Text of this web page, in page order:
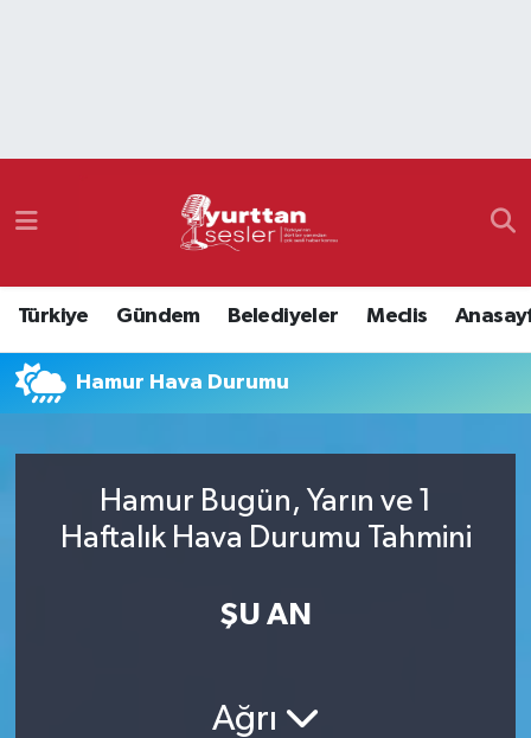
Türkiye Gündem Belediyeler Meclis
Hamur Hava Durumu
Hamur Bugün, Yarın ve 1
Haftalık Hava Durumu Tahmini
ŞU AN
Ağrı
Namaz Vakitleri
Süper Lig Puan Durumu ve Fikstür
Tüm Manşetler
Son Dakika Haberleri
Haber Arşivi